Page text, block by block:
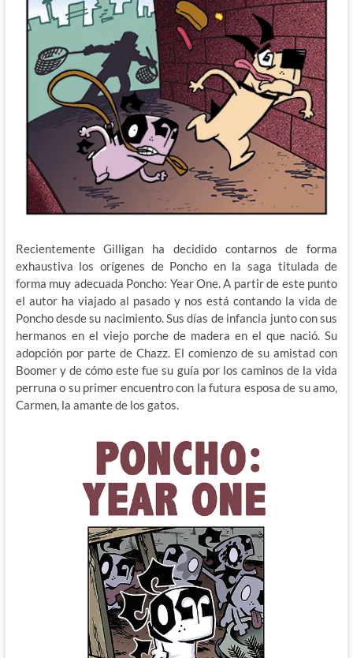
Recientemente Gilligan ha decidido contarnos de forma
exhaustiva los orígenes de Poncho en la saga titulada de
forma muy adecuada Poncho: Year One. A partir de este punto
el autor ha viajado al pasado y nos está contando la vida de
Poncho desde su nacimiento. Sus días de infancia junto con sus
hermanos en el viejo porche de madera en el que nació. Su
adopción por parte de Chazz. El comienzo de su amistad con
Boomer y de cómo este fue su guía por los caminos de la vida
perruna o su primer encuentro con la futura esposa de su amo,
Carmen, la amante de los gatos.